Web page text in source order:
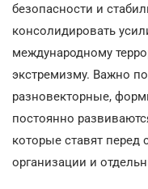
безопасности и
консолидировать
международному
экстремизму. Важно
разновекторные,
постоянно
которые ставят перед
организации и